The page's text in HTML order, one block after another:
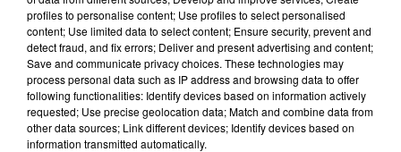
Lecture (2 min 16 sec)
100%
profiles to personalise content; Use profiles to select personalised
content; Use limited data to select content; Ensure security, prevent and
detect fraud, and fix errors; Deliver and present advertising and content;
Save and communicate privacy choices. These technologies may
process personal data such as IP address and browsing data to offer
following functionalities: Identify devices based on information actively
requested; Use precise geolocation data; Match and combine data from
other data sources; Link different devices; Identify devices based on
information transmitted automatically.